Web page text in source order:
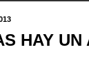
HAY UN